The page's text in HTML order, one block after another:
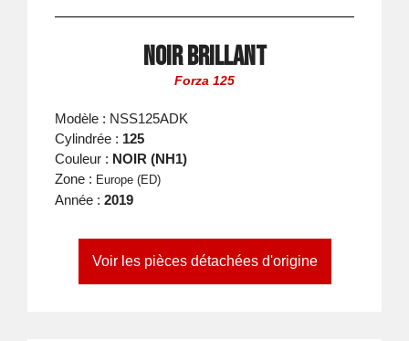
Noir Brillant
Forza 125
Modèle : NSS125ADK
Cylindrée : 125
Couleur : NOIR (NH1)
Zone : Europe (ED)
Année : 2019
Voir les pièces détachées d'origine